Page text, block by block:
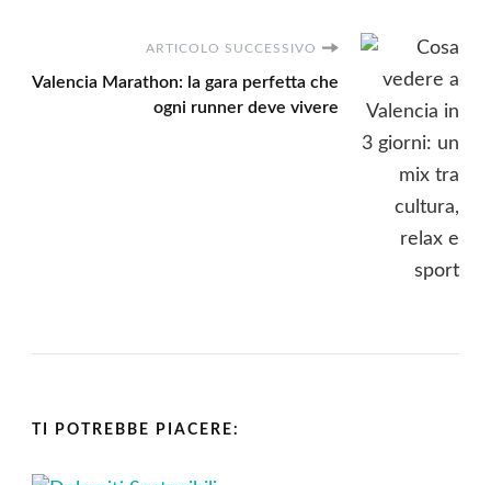
ARTICOLO SUCCESSIVO
Valencia Marathon: la gara perfetta che
ogni runner deve vivere
TI POTREBBE PIACERE: